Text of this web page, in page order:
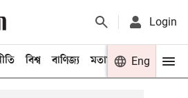
Login
বিশ্ব বাণিজ্য মতামত খেলা
Eng